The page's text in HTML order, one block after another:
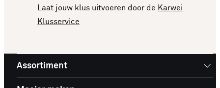
Laat jouw klus uitvoeren door de Karwei
Klusservice
Assortiment